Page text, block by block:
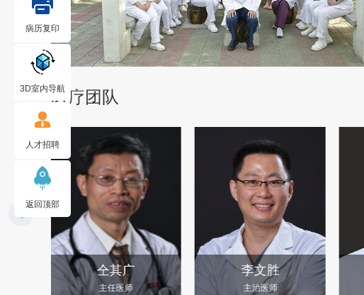
医疗团队
仝其广
主任医师
李文胜
主治医师
病历复印
3D室内导航
人才招聘
返回顶部